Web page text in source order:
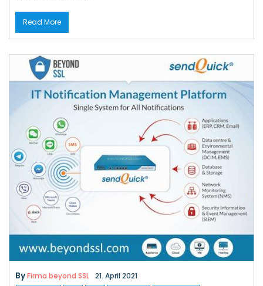
Read More
ByFirma beyond SSL 21. April 2021